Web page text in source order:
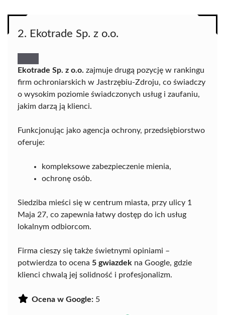
2. Ekotrade Sp. z o.o.
Ekotrade Sp. z o.o. zajmuje drugą pozycję w rankingu
firm ochroniarskich w Jastrzębiu-Zdroju, co świadczy
o wysokim poziomie świadczonych usług i zaufaniu,
jakim darzą ją klienci.
Funkcjonując jako agencja ochrony, przedsiębiorstwo
oferuje:
kompleksowe zabezpieczenie mienia,
ochronę osób.
Siedziba mieści się w centrum miasta, przy ulicy 1
Maja 27, co zapewnia łatwy dostęp do ich usług
lokalnym odbiorcom.
Firma cieszy się także świetnymi opiniami –
potwierdza to ocena 5 gwiazdek na Google, gdzie
klienci chwalą jej solidność i profesjonalizm.
Ocena w Google: 5